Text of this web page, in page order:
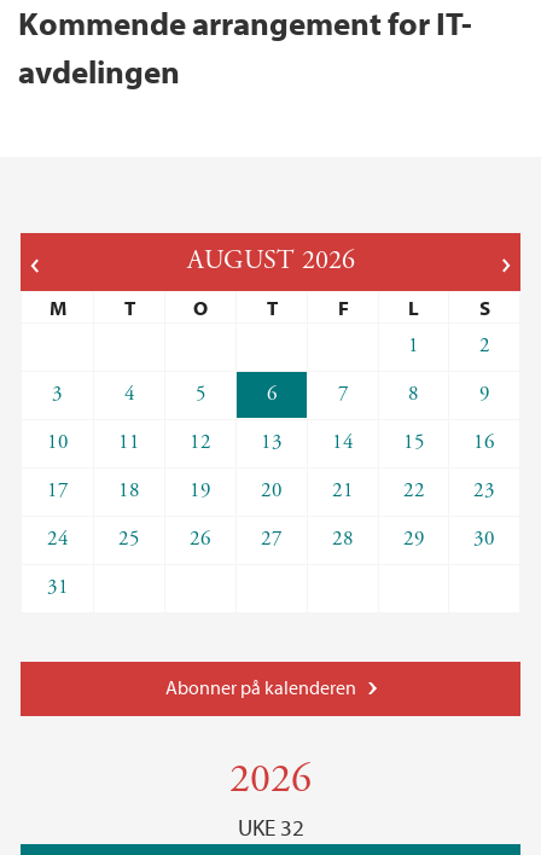
Kommende arrangement for IT-
avdelingen
AUGUST 2026
M T O T F L S
1
2
3
4 5 6 7 8
9
10
11 12 13 14 15
16
17
18 19 20 21 22
23
24
25 26 27 28 29
30
31
Abonner på kalenderen
2026
UKE 32